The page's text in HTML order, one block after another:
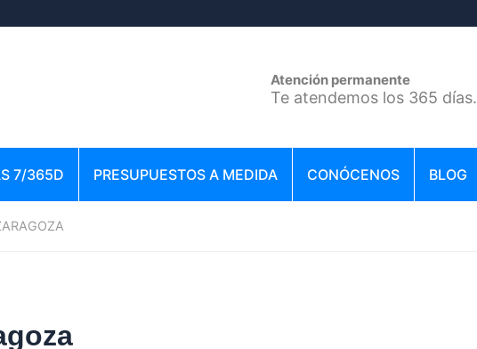
Atención permanente
Te atendemos los 365 días.
7/365D PRESUPUESTOS A MEDIDA CONÓCENOS BLOG